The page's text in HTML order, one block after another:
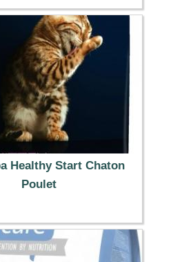
30.99 €
Healthy Start Chaton
Poulet
14.99 €